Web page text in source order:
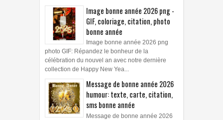
Image bonne année 2026 png -
GIF, coloriage, citation, photo
bonne année
Image bonne année 2026 png
photo GIF: Répandez le bonheur de la
célébration du nouvel an avec notre dernière
collection de Happy New Yea...
Message de bonne année 2026
humour: texte, carte, citation,
sms bonne année
Message de bonne année 2026